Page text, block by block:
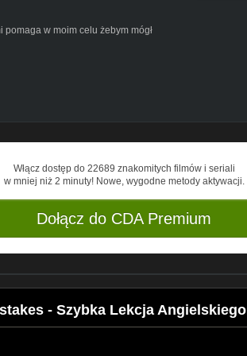
w moim celu żebym mógł
Włącz dostęp do 22689 znakomitych filmów i seriali
w mniej niż 2 minuty! Nowe, wygodne metody aktywacji.
Dołącz do CDA Premium
- Szybka Lekcja Angielskiego